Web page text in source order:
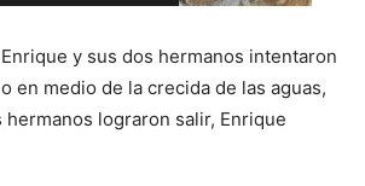
y sus dos hermanos intentaron
en medio de la crecida de las aguas,
lograron salir, Enrique